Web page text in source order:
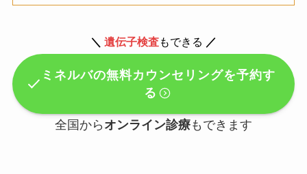
＼ 遺伝子検査もできる ／
ミネルバの無料カウンセリングを予約す
る
全国から オンライン診療もできます